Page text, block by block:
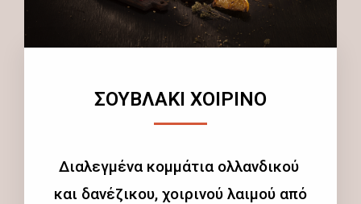
ΣΟΥΒΛΑΚΙ ΧΟΙΡΙΝΟ
Διαλεγμένα κομμάτια ολλανδικού
και δανέζικου, χοιρινού λαιμού από